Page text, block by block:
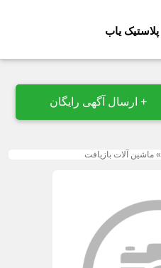
پلاستیک یاب
+ ارسال آگهی رایگان
» ماشین آلات بازیافت